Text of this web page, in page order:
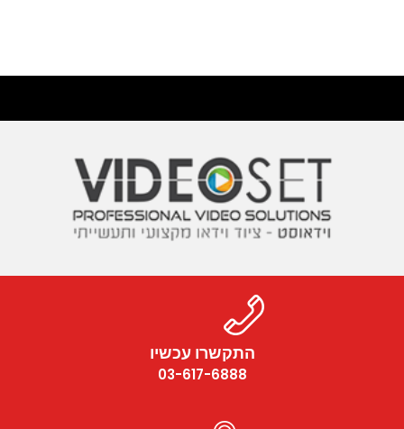
התקשרו עכשיו
03-617-6888